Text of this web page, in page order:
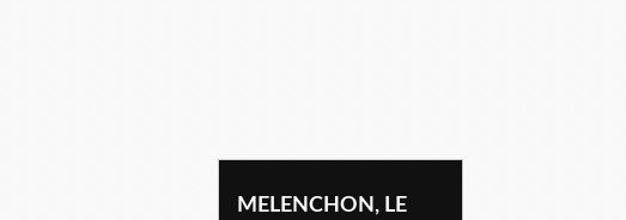
france insoumise
MELENCHON, LE